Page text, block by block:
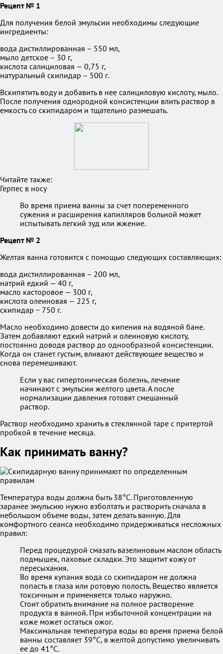
Рецепт № 1
Для получения белой эмульсии необходимы следующие
ингредиенты:
вода дистиллированная – 550 мл,
мыло детское – 30 г,
кислота салициловая — 0,75 г,
натуральный скипидар – 500 г.
Вскипятить воду и добавить в нее салициловую кислоту, мыло.
После получения однородной консистенции влить раствор в
емкость со скипидаром и тщательно размешать.
Читайте также:
Герпес в носу
Во время приема ванны за счет попеременного
сужения и расширения капилляров больной может
испытывать легкий зуд или жжение.
Рецепт № 2
Желтая ванна готовится с помощью следующих составляющих:
вода дистиллированная – 200 мл,
натрий едкий — 40 г,
масло касторовое — 300 г,
кислота олеиновая — 225 г,
скипидар − 750 г.
Масло необходимо довести до кипения на водяной бане.
Затем добавляют едкий натрий и олеиновую кислоту,
постоянно доводя раствор до однообразной консистенции.
Когда он станет густым, вливают действующее вещество и
снова перемешивают.
Если у вас гипертоническая болезнь, лечение
начинают с эмульсии желтого цвета. А после
нормализации давления готовят смешанный
раствор.
Раствор необходимо хранить в стеклянной таре с притертой
пробкой в течение месяца.
Как принимать ванну?
Температура воды должна быть 38°С. Приготовленную
заранее эмульсию нужно взболтать и растворить сначала в
небольшом объеме воды, затем делать ванную. Для
комфортного сеанса необходимо придерживаться несложных
правил:
Перед процедурой смазать вазелиновым маслом область
подмышек, паховые складки. Это защитит кожу от
пересыхания.
Во время купания вода со скипидаром не должна
попасть в глаза или ротовую полость. Вещество является
токсичным и применяется только наружно.
Стоит обратить внимание на полное растворение
продукта в ванной. При избыточной концентрации на
коже может остаться ожог.
Максимальная температура воды во время приема белой
ванны составляет 39°С, в желтой допустимо увеличивать
ее до 41°С.